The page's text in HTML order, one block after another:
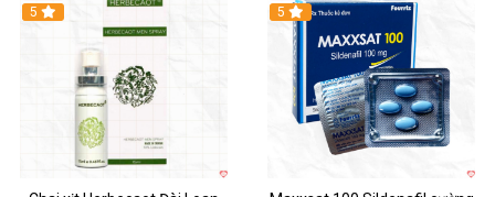
5
5